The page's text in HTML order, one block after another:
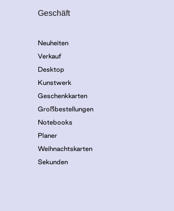
Geschäft
Neuheiten
Verkauf
Desktop
Kunstwerk
Geschenkkarten
Großbestellungen
Notebooks
Planer
Weihnachtskarten
Sekunden